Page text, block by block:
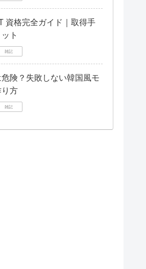
資格完全ガイド｜取得手
ト
雑記
険？失敗しない韓国風モ
方
雑記